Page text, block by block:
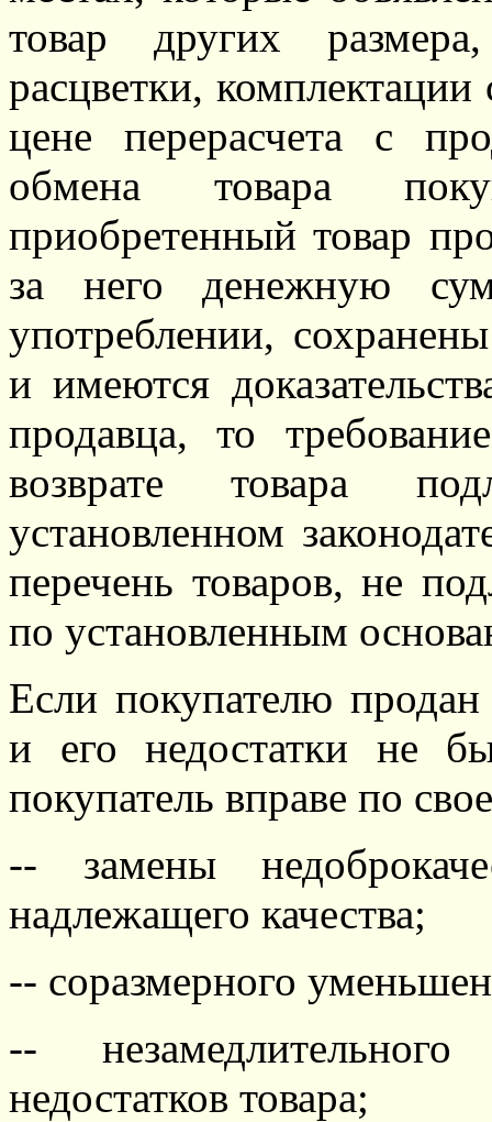
товар других
расцветки,
цене перерасчета с
обмена товара
приобретенный товар
за него денежную
употреблении,
и имеются
продавца, то
возврате товара
установленном
перечень товаров, не
по установленным
Если покупателю продан
и его недостатки не
покупатель вправе по
-- замены
надлежащего качества;
-- соразмерного
-- незамедлительного
недостатков товара;